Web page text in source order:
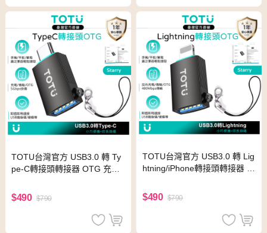
TOTU台灣官方 USB3.0 轉 Ty
pe-C轉接頭轉接器 OTG 充電
碟
$490 $790
TOTU台灣官方 USB3.0 轉 Lig
htning/iPhone轉接頭轉接器 O
碟/硬碟
$490 $790